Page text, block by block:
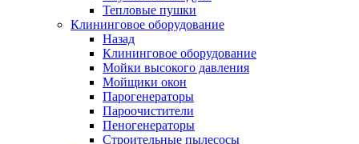
Тепловые пушки
Клининговое оборудование
Назад
Клининговое оборудование
Мойки высокого давления
Мойщики окон
Парогенераторы
Пароочистители
Пеногенераторы
Строительные пылесосы